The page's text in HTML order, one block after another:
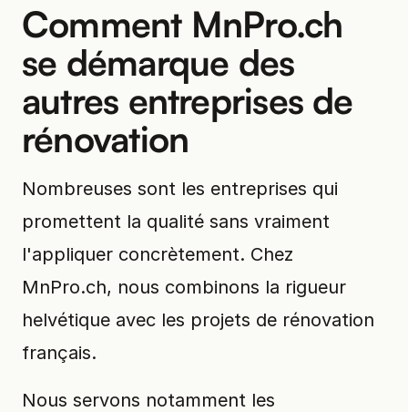
Comment MnPro.ch
se démarque des
autres entreprises de
rénovation
Nombreuses sont les entreprises qui
promettent la qualité sans vraiment
l'appliquer concrètement. Chez
MnPro.ch, nous combinons la rigueur
helvétique avec les projets de rénovation
français.
Nous servons notamment les